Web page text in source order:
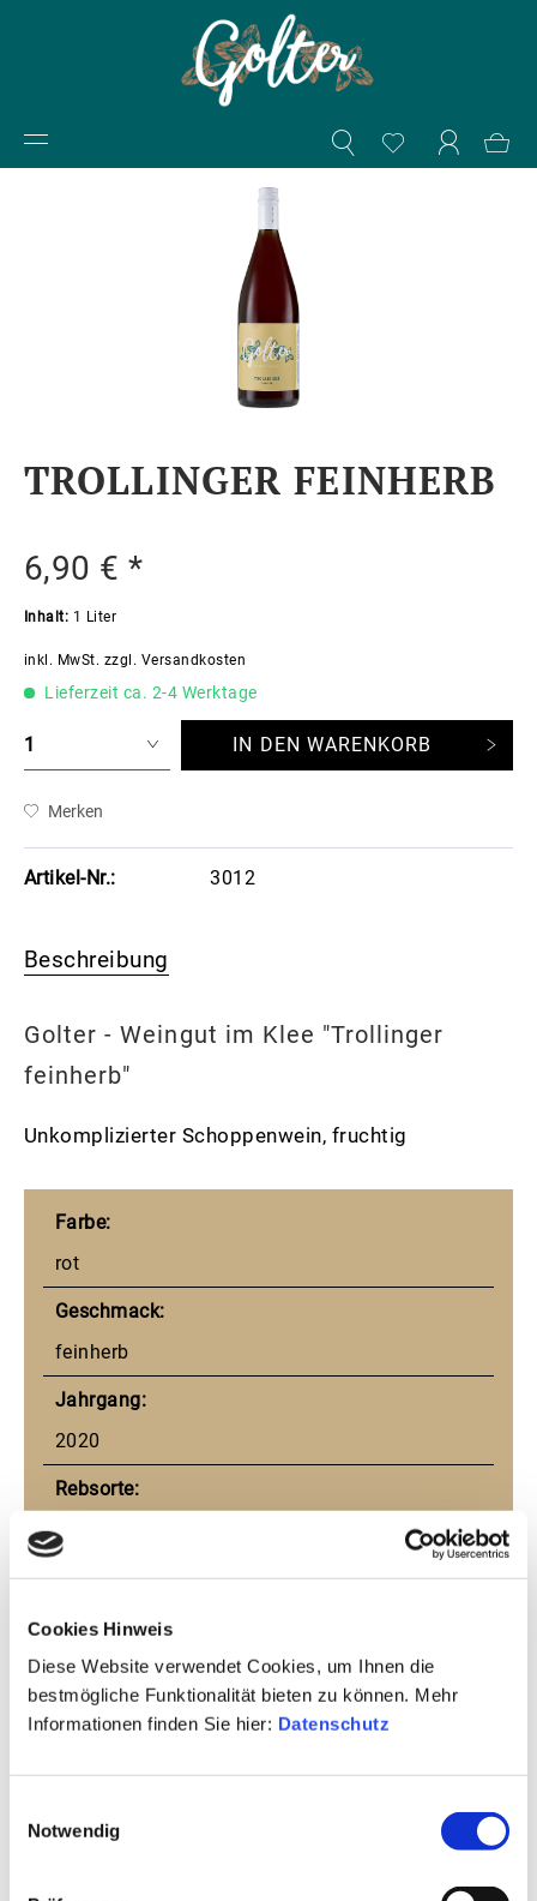
Cookies Hinweis
Diese Website verwendet Cookies, um Ihnen die
bestmögliche Funktionalität bieten zu können. Mehr
Informationen finden Sie hier: Datenschutz
Notwendig
TROLLINGER FEINHERB
6,90 € *
Inhalt: 1 Liter
inkl. MwSt. zzgl. Versandkosten
Lieferzeit ca. 2-4 Werktage
IN DEN WARENKORB
Merken
Artikel-Nr.: 3012
Beschreibung
Golter - Weingut im Klee "Trollinger
feinherb"
Unkomplizierter Schoppenwein, fruchtig
Farbe:
rot
Geschmack:
feinherb
Jahrgang:
2020
Rebsorte:
Trollinger
Ausbau:
Stahltank
Passt zu:
Flexibler, leichter Wein zu jedem Essen
Region: